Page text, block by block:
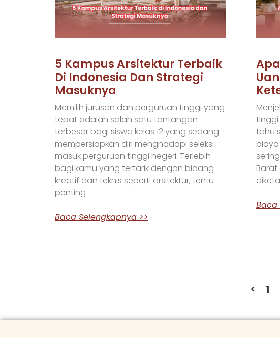
5 Kampus Arsitektur Terbaik
Di Indonesia Dan Strategi
Masuknya
Memilih jurusan dan perguruan tinggi yang
tepat adalah salah satu tantangan
terbesar bagi siswa kelas 12 yang sedang
mempersiapkan diri menghadapi seleksi
masuk perguruan tinggi negeri. Terlebih
bagi kamu yang tertarik dengan bidang
kreatif dan teknis seperti arsitektur, tentu
penting
Baca Selengkapnya >>
tinggi
tahu
Baca
< 1